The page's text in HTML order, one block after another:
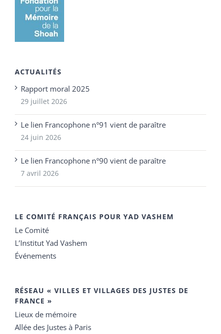
ACTUALITÉS
Rapport moral 2025
29 juillet 2026
Le lien Francophone n°91 vient de paraître
24 juin 2026
Le lien Francophone n°90 vient de paraître
7 avril 2026
LE COMITÉ FRANÇAIS POUR YAD VASHEM
Le Comité
L’Institut Yad Vashem
Événements
RÉSEAU « VILLES ET VILLAGES DES JUSTES DE
FRANCE »
Lieux de mémoire
Allée des Justes à Paris